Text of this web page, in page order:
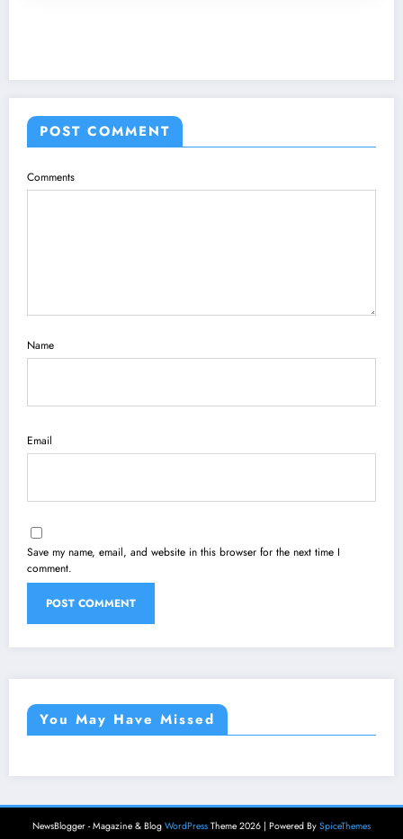
POST COMMENT
Comments
Name
Email
Save my name, email, and website in this browser for the next time I
comment.
You May Have Missed
NewsBlogger - Magazine & Blog WordPress Theme 2026 | Powered By SpiceThemes